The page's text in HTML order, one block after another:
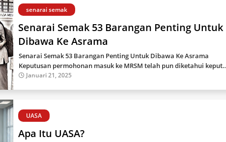
senarai semak
Senarai Semak 53 Barangan Penting Untuk
Dibawa Ke Asrama
Senarai Semak 53 Barangan Penting Untuk Dibawa Ke Asrama
Keputusan permohonan masuk ke MRSM telah pun diketahui
Januari 21, 2025
UASA
Apa Itu UASA?